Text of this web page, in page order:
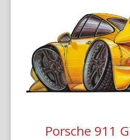
Porsche 911